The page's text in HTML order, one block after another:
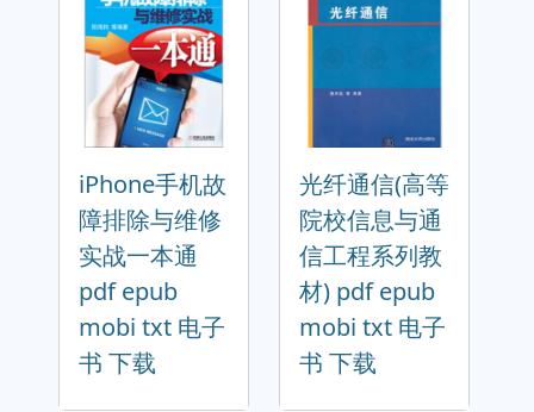
iPhone手机故
障排除与维修
实战一本通
pdf epub
mobi txt 电子
书 下载
光纤通信(高等
院校信息与通
信工程系列教
材) pdf epub
mobi txt 电子
书 下载